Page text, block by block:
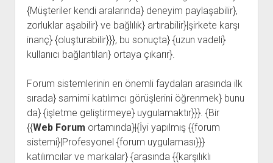
{Müşteriler kendi aralarında} deneyim paylaşabilir},
zorluklar aşabilir} ve bağlılık} artırabilir}|şirkete karşı
inanç} {oluşturabilir}}}, bu sonuçta} {uzun vadeli}
kullanıcı bağlantıları} ortaya çıkarır}.
Forum sistemlerinin en önemli faydaları arasında ilk
sırada} samimi katılımcı görüşlerini öğrenmek} bunu
da} {işletme geliştirmeye} uygulamaktır}}}. {Bir
{{Web Forum ortamında}|{İyi yapılmış {{forum
sistemi}|Profesyonel {forum uygulaması}}}
katılımcılar ve markalar} {arasında {{karşılıklı